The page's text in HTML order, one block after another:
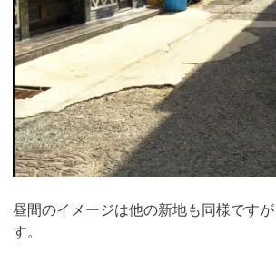
昼間のイメージは他の新地も同様です
す。